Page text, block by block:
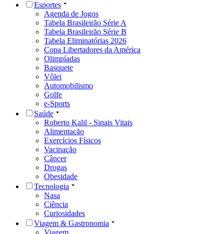
Esportes
Agenda de Jogos
Tabela Brasileirão Série A
Tabela Brasileirão Série B
Tabela Eliminatórias 2026
Copa Libertadores da América
Olimpíadas
Basquete
Vôlei
Automobilismo
Golfe
e-Sports
Saúde
Roberto Kalil - Sinais Vitais
Alimentação
Exercícios Físicos
Vacinação
Câncer
Drogas
Obesidade
Tecnologia
Nasa
Ciência
Curiosidades
Viagem & Gastronomia